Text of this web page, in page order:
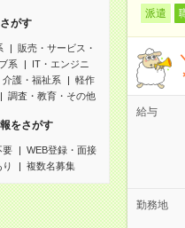
がす
販売・サービス・
系
IT・エンジニ
介護・福祉系
軽作
調査・教育・その他
をさがす
要
WEB登録・面接
複数名募集
派遣
給与
勤務地